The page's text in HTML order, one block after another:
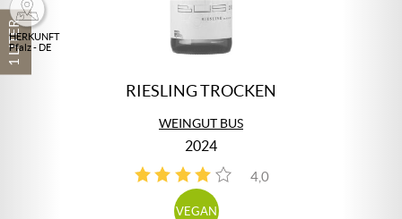
1 LITER
HERKUNFT
Pfalz - DE
RIESLING TROCKEN
WEINGUT BUS
2024
4,0
4
VEGAN